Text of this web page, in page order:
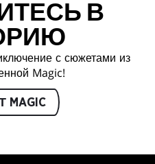
В
с сюжетами из
Magic!